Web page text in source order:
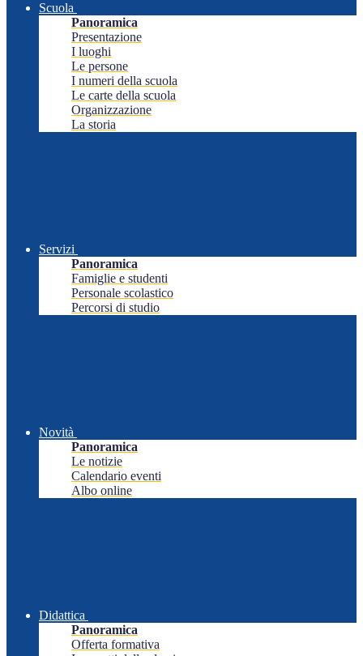
Scuola
Panoramica
Presentazione
I luoghi
Le persone
I numeri della scuola
Le carte della scuola
Organizzazione
La storia
Servizi
Panoramica
Famiglie e studenti
Personale scolastico
Percorsi di studio
Novità
Panoramica
Le notizie
Calendario eventi
Albo online
Didattica
Panoramica
Offerta formativa